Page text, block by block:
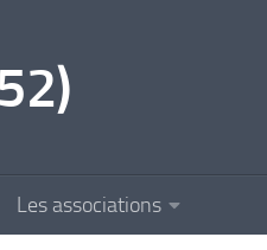
Les associations